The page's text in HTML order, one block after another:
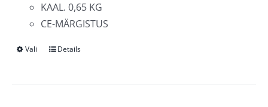
KAAL. 0,65 KG
CE-MÄRGISTUS
Vali
Sellel
Details